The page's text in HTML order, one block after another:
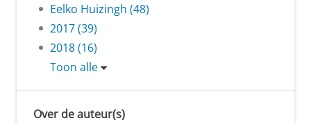
Eelko Huizingh (48)
2017 (39)
2018 (16)
Toon alle
Over de auteur(s)